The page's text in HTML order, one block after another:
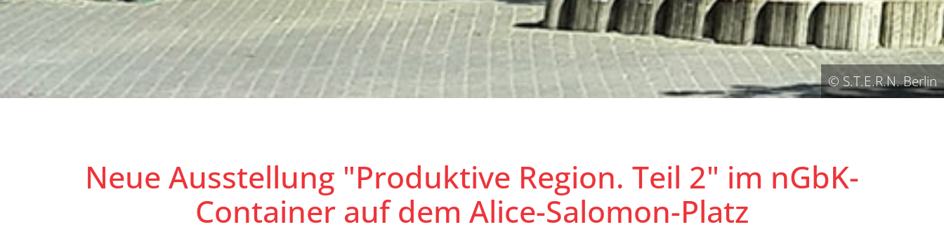
© S.T.E.R.N. Berlin
Neue Ausstellung "Produktive Region. Teil 2" im nGbK-
Container auf dem Alice-Salomon-Platz